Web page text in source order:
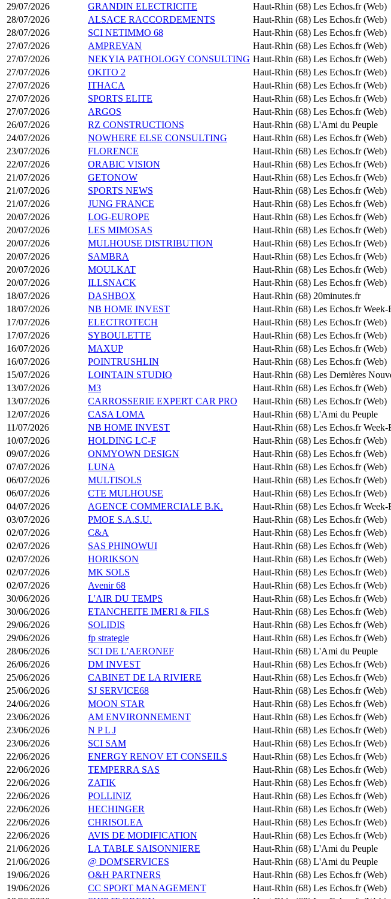
29/07/2026
GRANDIN ELECTRICITE Haut-Rhin (68) Les Echos.fr (Web)
28/07/2026
ALSACE RACCORDEMENTS Haut-Rhin (68) Les Echos.fr (Web)
28/07/2026
SCI NETIMMO 68 Haut-Rhin (68) Les Echos.fr (Web)
27/07/2026
AMPREVAN Haut-Rhin (68) Les Echos.fr (Web)
27/07/2026
NEKYIA PATHOLOGY CONSULTING Haut-Rhin (68) Les Echos.fr (Web)
27/07/2026
OKITO 2 Haut-Rhin (68) Les Echos.fr (Web)
27/07/2026
ITHACA Haut-Rhin (68) Les Echos.fr (Web)
27/07/2026
SPORTS ELITE Haut-Rhin (68) Les Echos.fr (Web)
27/07/2026
ARGOS Haut-Rhin (68) Les Echos.fr (Web)
26/07/2026
RZ CONSTRUCTIONS Haut-Rhin (68) L'Ami du Peuple
24/07/2026
NOWHERE ELSE CONSULTING Haut-Rhin (68) Les Echos.fr (Web)
23/07/2026
FLORENCE Haut-Rhin (68) Les Echos.fr (Web)
22/07/2026
ORABIC VISION Haut-Rhin (68) Les Echos.fr (Web)
21/07/2026
GETONOW Haut-Rhin (68) Les Echos.fr (Web)
21/07/2026
SPORTS NEWS Haut-Rhin (68) Les Echos.fr (Web)
21/07/2026
JUNG FRANCE Haut-Rhin (68) Les Echos.fr (Web)
20/07/2026
LOG-EUROPE Haut-Rhin (68) Les Echos.fr (Web)
20/07/2026
LES MIMOSAS Haut-Rhin (68) Les Echos.fr (Web)
20/07/2026
MULHOUSE DISTRIBUTION Haut-Rhin (68) Les Echos.fr (Web)
20/07/2026
SAMBRA Haut-Rhin (68) Les Echos.fr (Web)
20/07/2026
MOULKAT Haut-Rhin (68) Les Echos.fr (Web)
20/07/2026
ILLSNACK Haut-Rhin (68) Les Echos.fr (Web)
18/07/2026
DASHBOX Haut-Rhin (68) 20minutes.fr
18/07/2026
NB HOME INVEST Haut-Rhin (68) Les Echos.fr Week-
17/07/2026
ELECTROTECH Haut-Rhin (68) Les Echos.fr (Web)
17/07/2026
SYBOULETTE Haut-Rhin (68) Les Echos.fr (Web)
16/07/2026
MAXUP Haut-Rhin (68) Les Echos.fr (Web)
16/07/2026
POINTRUSHLIN Haut-Rhin (68) Les Echos.fr (Web)
15/07/2026
LOINTAIN STUDIO Haut-Rhin (68) Les Dernières
13/07/2026
M3 Haut-Rhin (68) Les Echos.fr (Web)
13/07/2026
CARROSSERIE EXPERT CAR PRO Haut-Rhin (68) Les Echos.fr (Web)
12/07/2026
CASA LOMA Haut-Rhin (68) L'Ami du Peuple
11/07/2026
NB HOME INVEST Haut-Rhin (68) Les Echos.fr Week-
10/07/2026
HOLDING LC-F Haut-Rhin (68) Les Echos.fr (Web)
09/07/2026
ONMYOWN DESIGN Haut-Rhin (68) Les Echos.fr (Web)
07/07/2026
LUNA Haut-Rhin (68) Les Echos.fr (Web)
06/07/2026
MULTISOLS Haut-Rhin (68) Les Echos.fr (Web)
06/07/2026
CTE MULHOUSE Haut-Rhin (68) Les Echos.fr (Web)
04/07/2026
AGENCE COMMERCIALE B.K. Haut-Rhin (68) Les Echos.fr Week-
03/07/2026
PMOE S.A.S.U. Haut-Rhin (68) Les Echos.fr (Web)
02/07/2026
C&A Haut-Rhin (68) Les Echos.fr (Web)
02/07/2026
SAS PHINOWUI Haut-Rhin (68) Les Echos.fr (Web)
02/07/2026
HORIKSON Haut-Rhin (68) Les Echos.fr (Web)
02/07/2026
MK SOLS Haut-Rhin (68) Les Echos.fr (Web)
02/07/2026
Avenir 68 Haut-Rhin (68) Les Echos.fr (Web)
30/06/2026
L'AIR DU TEMPS Haut-Rhin (68) Les Echos.fr (Web)
30/06/2026
ETANCHEITE IMERI & FILS Haut-Rhin (68) Les Echos.fr (Web)
29/06/2026
SOLIDIS Haut-Rhin (68) Les Echos.fr (Web)
29/06/2026
fp strategie Haut-Rhin (68) Les Echos.fr (Web)
28/06/2026
SCI DE L'AERONEF Haut-Rhin (68) L'Ami du Peuple
26/06/2026
DM INVEST Haut-Rhin (68) Les Echos.fr (Web)
25/06/2026
CABINET DE LA RIVIERE Haut-Rhin (68) Les Echos.fr (Web)
25/06/2026
SJ SERVICE68 Haut-Rhin (68) Les Echos.fr (Web)
24/06/2026
MOON STAR Haut-Rhin (68) Les Echos.fr (Web)
23/06/2026
AM ENVIRONNEMENT Haut-Rhin (68) Les Echos.fr (Web)
23/06/2026
N P L J Haut-Rhin (68) Les Echos.fr (Web)
23/06/2026
SCI SAM Haut-Rhin (68) Les Echos.fr (Web)
22/06/2026
ENERGY RENOV ET CONSEILS Haut-Rhin (68) Les Echos.fr (Web)
22/06/2026
TEMPERRA SAS Haut-Rhin (68) Les Echos.fr (Web)
22/06/2026
ZATIK Haut-Rhin (68) Les Echos.fr (Web)
22/06/2026
POLLINIZ Haut-Rhin (68) Les Echos.fr (Web)
22/06/2026
HECHINGER Haut-Rhin (68) Les Echos.fr (Web)
22/06/2026
CHRISOLEA Haut-Rhin (68) Les Echos.fr (Web)
22/06/2026
AVIS DE MODIFICATION Haut-Rhin (68) Les Echos.fr (Web)
21/06/2026
LA TABLE SAISONNIERE Haut-Rhin (68) L'Ami du Peuple
21/06/2026
@ DOM'SERVICES Haut-Rhin (68) L'Ami du Peuple
19/06/2026
O&H PARTNERS Haut-Rhin (68) Les Echos.fr (Web)
19/06/2026
CC SPORT MANAGEMENT Haut-Rhin (68) Les Echos.fr (Web)